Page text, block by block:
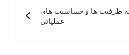
ظرفیت ها و حساسیت های
عملیاتی